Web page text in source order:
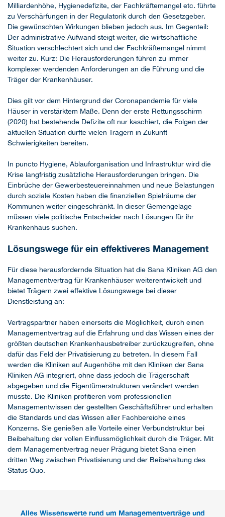
Milliardenhöhe, Hygienedefizite, der Fachkräftemangel etc. führte
zu Verschärfungen in der Regulatorik durch den Gesetzgeber.
Die gewünschten Wirkungen blieben jedoch aus. Im Gegenteil:
Der administrative Aufwand steigt weiter, die wirtschaftliche
Situation verschlechtert sich und der Fachkräftemangel nimmt
weiter zu. Kurz: Die Herausforderungen führen zu immer
komplexer werdenden Anforderungen an die Führung und die
Träger der Krankenhäuser.
Dies gilt vor dem Hintergrund der Coronapandemie für viele
Häuser in verstärktem Maße. Denn der erste Rettungsschirm
(2020) hat bestehende Defizite oft nur kaschiert, die Folgen der
aktuellen Situation dürfte vielen Trägern in Zukunft
Schwierigkeiten bereiten.
In puncto Hygiene, Ablauforganisation und Infrastruktur wird die
Krise langfristig zusätzliche Herausforderungen bringen. Die
Einbrüche der Gewerbesteuereinnahmen und neue Belastungen
durch soziale Kosten haben die finanziellen Spielräume der
Kommunen weiter eingeschränkt. In dieser Gemengelage
müssen viele politische Entscheider nach Lösungen für ihr
Krankenhaus suchen.
Lösungswege für ein effektiveres Management
Für diese herausfordernde Situation hat die Sana Kliniken AG den
Managementvertrag für Krankenhäuser weiterentwickelt und
bietet Trägern zwei effektive Lösungswege bei dieser
Dienstleistung an:
Vertragspartner haben einerseits die Möglichkeit, durch einen
Managementvertrag auf die Erfahrung und das Wissen eines der
größten deutschen Krankenhausbetreiber zurückzugreifen, ohne
dafür das Feld der Privatisierung zu betreten. In diesem Fall
werden die Kliniken auf Augenhöhe mit den Kliniken der Sana
Kliniken AG integriert, ohne dass jedoch die Trägerschaft
abgegeben und die Eigentümerstrukturen verändert werden
müsste. Die Kliniken profitieren vom professionellen
Managementwissen der gestellten Geschäftsführer und erhalten
die Standards und das Wissen aller Fachbereiche eines
Konzerns. Sie genießen alle Vorteile einer Verbundstruktur bei
Beibehaltung der vollen Einflussmöglichkeit durch die Träger. Mit
dem Managementvertrag neuer Prägung bietet Sana einen
dritten Weg zwischen Privatisierung und der Beibehaltung des
Status Quo.
Alles Wissenswerte rund um Managementverträge und